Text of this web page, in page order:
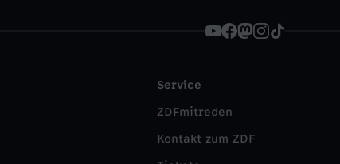
Service
ZDFmitreden
Kontakt zum ZDF